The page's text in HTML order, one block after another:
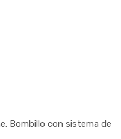
Bombillo con sistema de